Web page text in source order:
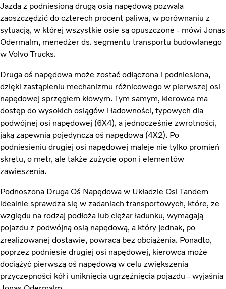
Jazda z podniesioną drugą osią napędową pozwala
zaoszczędzić do czterech procent paliwa, w porównaniu z
sytuacją, w której wszystkie osie są opuszczone - mówi Jonas
Odermalm, menedżer ds. segmentu transportu budowlanego
w Volvo Trucks.
Druga oś napędowa może zostać odłączona i podniesiona,
dzięki zastąpieniu mechanizmu różnicowego w pierwszej osi
napędowej sprzęgłem kłowym. Tym samym, kierowca ma
dostęp do wysokich osiągów i ładowności, typowych dla
podwójnej osi napędowej (6X4), a jednocześnie zwrotności,
jaką zapewnia pojedyncza oś napędowa (4X2). Po
podniesieniu drugiej osi napędowej maleje nie tylko promień
skrętu, o metr, ale także zużycie opon i elementów
zawieszenia.
Podnoszona Druga Oś Napędowa w Układzie Osi Tandem
idealnie sprawdza się w zadaniach transportowych, które, ze
względu na rodzaj podłoża lub ciężar ładunku, wymagają
pojazdu z podwójną osią napędową, a który jednak, po
zrealizowanej dostawie, powraca bez obciążenia. Ponadto,
poprzez podniesie drugiej osi napędowej, kierowca może
dociążyć pierwszą oś napędową w celu zwiększenia
przyczepności kół i uniknięcia ugrzęźnięcia pojazdu - wyjaśnia